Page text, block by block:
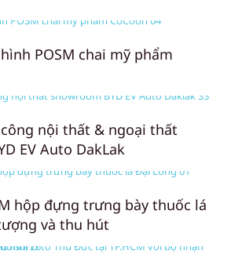
POSM chai mỹ phẩm
nội thất & ngoại thất
EV Auto DakLak
hộp đựng trưng bày thuốc lá
và thu hút